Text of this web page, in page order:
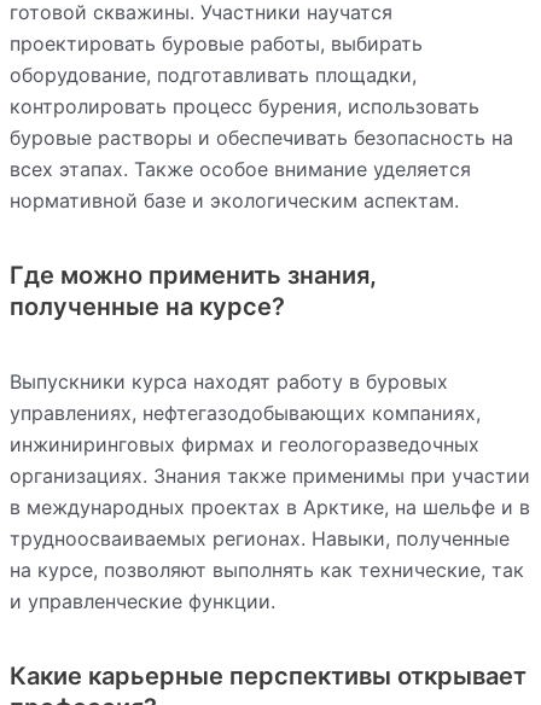
готовой скважины. Участники научатся
проектировать буровые работы, выбирать
оборудование, подготавливать площадки,
контролировать процесс бурения, использовать
буровые растворы и обеспечивать безопасность на
всех этапах. Также особое внимание уделяется
нормативной базе и экологическим аспектам.
Где можно применить знания,
полученные на курсе?
Выпускники курса находят работу в буровых
управлениях, нефтегазодобывающих компаниях,
инжиниринговых фирмах и геологоразведочных
организациях. Знания также применимы при участии
в международных проектах в Арктике, на шельфе и в
трудноосваиваемых регионах. Навыки, полученные
на курсе, позволяют выполнять как технические, так
и управленческие функции.
Какие карьерные перспективы открывает